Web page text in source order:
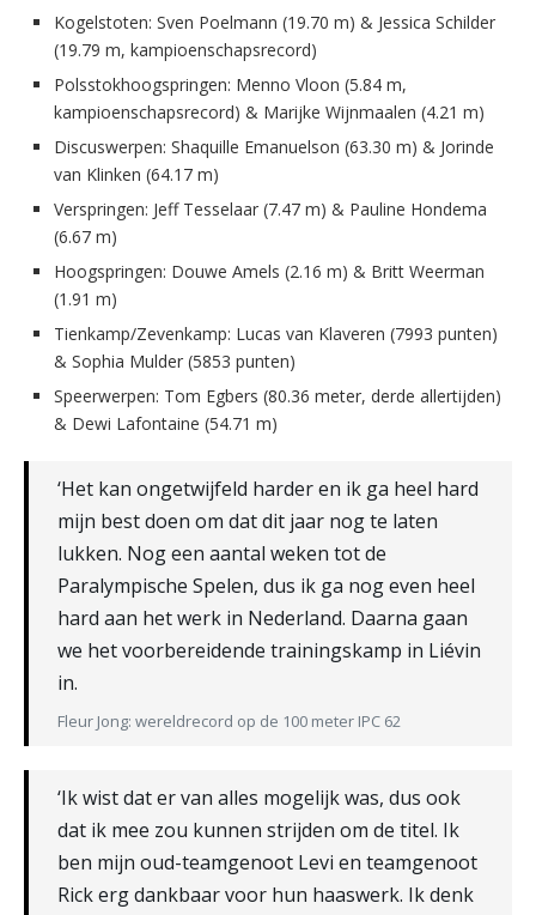
Kogelstoten: Sven Poelmann (19.70 m) & Jessica Schilder
(19.79 m, kampioenschapsrecord)
Polsstokhoogspringen: Menno Vloon (5.84 m,
kampioenschapsrecord) & Marijke Wijnmaalen (4.21 m)
Discuswerpen: Shaquille Emanuelson (63.30 m) & Jorinde
van Klinken (64.17 m)
Verspringen: Jeff Tesselaar (7.47 m) & Pauline Hondema
(6.67 m)
Hoogspringen: Douwe Amels (2.16 m) & Britt Weerman
(1.91 m)
Tienkamp/Zevenkamp: Lucas van Klaveren (7993 punten)
& Sophia Mulder (5853 punten)
Speerwerpen: Tom Egbers (80.36 meter, derde allertijden)
& Dewi Lafontaine (54.71 m)
‘Het kan ongetwijfeld harder en ik ga heel hard
mijn best doen om dat dit jaar nog te laten
lukken. Nog een aantal weken tot de
Paralympische Spelen, dus ik ga nog even heel
hard aan het werk in Nederland. Daarna gaan
we het voorbereidende trainingskamp in Liévin
in.
Fleur Jong: wereldrecord op de 100 meter IPC 62
‘Ik wist dat er van alles mogelijk was, dus ook
dat ik mee zou kunnen strijden om de titel. Ik
ben mijn oud-teamgenoot Levi en teamgenoot
Rick erg dankbaar voor hun haaswerk. Ik denk